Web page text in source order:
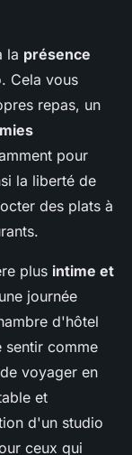
la présence
Cela vous
repas, un
pour
la liberté de
des plats à
plus intime et
journée
d'hôtel
sentir comme
voyager en
et
d'un studio
ceux qui